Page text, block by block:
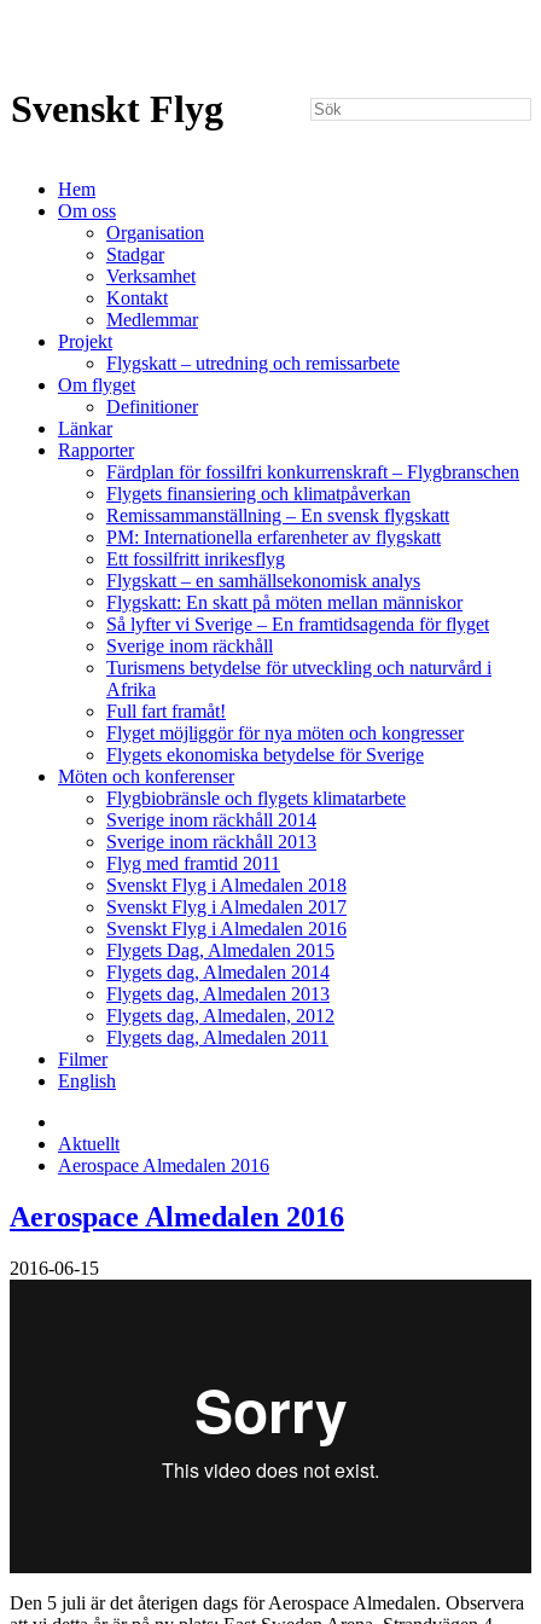
Svenskt Flyg
Hem
Om oss
Organisation
Stadgar
Verksamhet
Kontakt
Medlemmar
Projekt
Flygskatt – utredning och remissarbete
Om flyget
Definitioner
Länkar
Rapporter
Färdplan för fossilfri konkurrenskraft – Flygbranschen
Flygets finansiering och klimatpåverkan
Remissammanställning – En svensk flygskatt
PM: Internationella erfarenheter av flygskatt
Ett fossilfritt inrikesflyg
Flygskatt – en samhällsekonomisk analys
Flygskatt: En skatt på möten mellan människor
Så lyfter vi Sverige – En framtidsagenda för flyget
Sverige inom räckhåll
Turismens betydelse för utveckling och naturvård i
Afrika
Full fart framåt!
Flyget möjliggör för nya möten och kongresser
Flygets ekonomiska betydelse för Sverige
Möten och konferenser
Flygbiobränsle och flygets klimatarbete
Sverige inom räckhåll 2014
Sverige inom räckhåll 2013
Flyg med framtid 2011
Svenskt Flyg i Almedalen 2018
Svenskt Flyg i Almedalen 2017
Svenskt Flyg i Almedalen 2016
Flygets Dag, Almedalen 2015
Flygets dag, Almedalen 2014
Flygets dag, Almedalen 2013
Flygets dag, Almedalen, 2012
Flygets dag, Almedalen 2011
Filmer
English
Aktuellt
Aerospace Almedalen 2016
Aerospace Almedalen 2016
2016-06-15
Den 5 juli är det återigen dags för Aerospace Almedalen. Observera